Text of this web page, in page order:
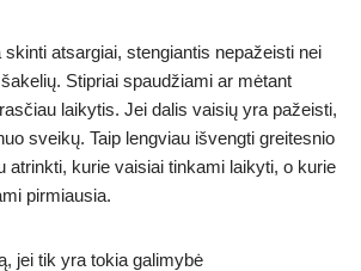
atsargiai, stengiantis nepažeisti nei
Stipriai spaudžiami ar mėtant
laikytis. Jei dalis vaisių yra pažeisti,
sveikų. Taip lengviau išvengti greitesnio
atrinkti, kurie vaisiai tinkami laikyti, o kurie
pirmiausia.
jei tik yra tokia galimybė